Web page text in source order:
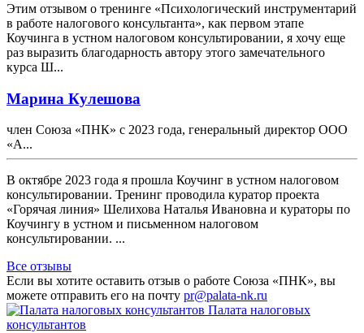
Этим отзывом о тренинге «Психологический инструментарий
в работе налогового консультанта», как первом этапе
Коучинга в устном налоговом консультировании, я хочу еще
раз выразить благодарность автору этого замечательного
курса Ш...
Марина Кулешова
член Союза «ПНК» с 2023 года, генеральный директор ООО
«А...
В октябре 2023 года я прошла Коучинг в устном налоговом
консультировании. Тренинг проводила куратор проекта
«Горячая линия» Шелихова Наталья Ивановна и кураторы по
Коучингу в устном и письменном налоговом
консультировании. ...
Все отзывы
Если вы хотите оставить отзыв о работе Союза «ПНК», вы
можете отправить его на почту pr@palata-nk.ru
Палата налоговых
консультантов